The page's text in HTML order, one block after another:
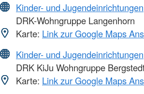
Kinder- und Jugendeinrichtungen
DRK-Wohngruppe Langenhorn
Karte: Link zur Google Maps
Kinder- und Jugendeinrichtungen
DRK KiJu Wohngruppe
Karte: Link zur Google Maps